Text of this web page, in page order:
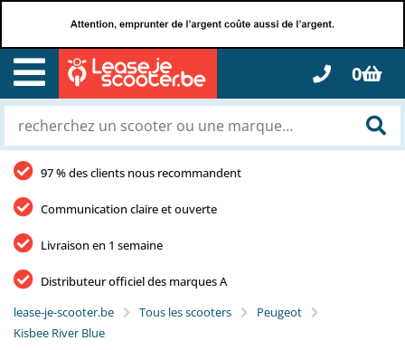
0
97 % des clients nous recommandent
Communication claire et ouverte
Livraison en 1 semaine
Distributeur officiel des marques A
lease-je-scooter.be
Tous les scooters
Peugeot
Kisbee River Blue